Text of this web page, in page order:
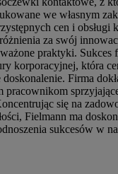
we własnym
cen i obsługi
za swój
praktyki. Sukces
korporacyjnej, która
Firma
pracownikom
się na
Fielmann ma
sukcesów w